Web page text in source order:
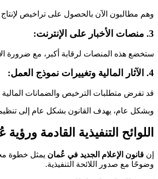
وهم مطالبون الآن بالحصول على تراخيص لإنتاج
3. منصات الأخبار على الإنترنت:
ستخضع هذه المنصات لرقابة أكبر، مع ضرورة
4. الآثار المالية وتغييرات نموذج العمل:
قد تفرض متطلبات الترخيص والضمانات
وبشكل عام، يهدف القانون بشكل عام إلى
اللوائح التنفيذية القادمة ورؤية عُمان 2040
إن قانون الإعلام الجديد في عُمان يمثل خطوة
وضوحًا مع صدور اللائحة التنفيذية.